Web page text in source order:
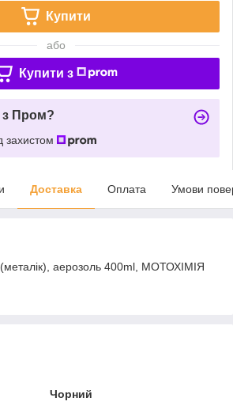
Купити
або
Купити з
з Пром?
захистом
Доставка Оплата Умови
аерозоль 400ml, МОТОХІМІЯ
Чорний